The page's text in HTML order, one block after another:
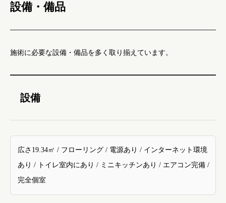
設備・備品
施術に必要な設備・備品を多く取り揃えています。
設備
広さ19.34㎡ / フローリング / 電源あり / インターネット環境
あり / トイレ室内にあり / ミニキッチンあり / エアコン完備 /
完全個室